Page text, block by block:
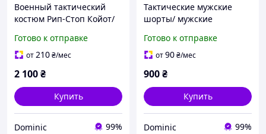
Военный тактический
костюм Рип-Стоп Койот/
военных/ Армейский
демисезонный костюм
Готово к отправке
от210₴/мес
2 100₴
Купить
Dominic 99%
Тактические мужские
шорты/ мужские
шорты для военных
летние Rip-Stop/
Готово к отправке
от90₴/мес
900₴
Купить
Dominic 99%